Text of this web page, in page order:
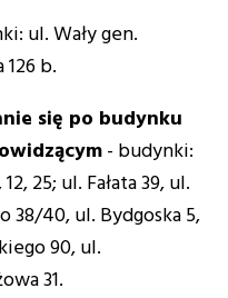
ul. Wały gen.
b.
się po budynku
- budynki:
25; ul. Fałata 39, ul.
38/40, ul. Bydgoska 5,
90, ul.
31.